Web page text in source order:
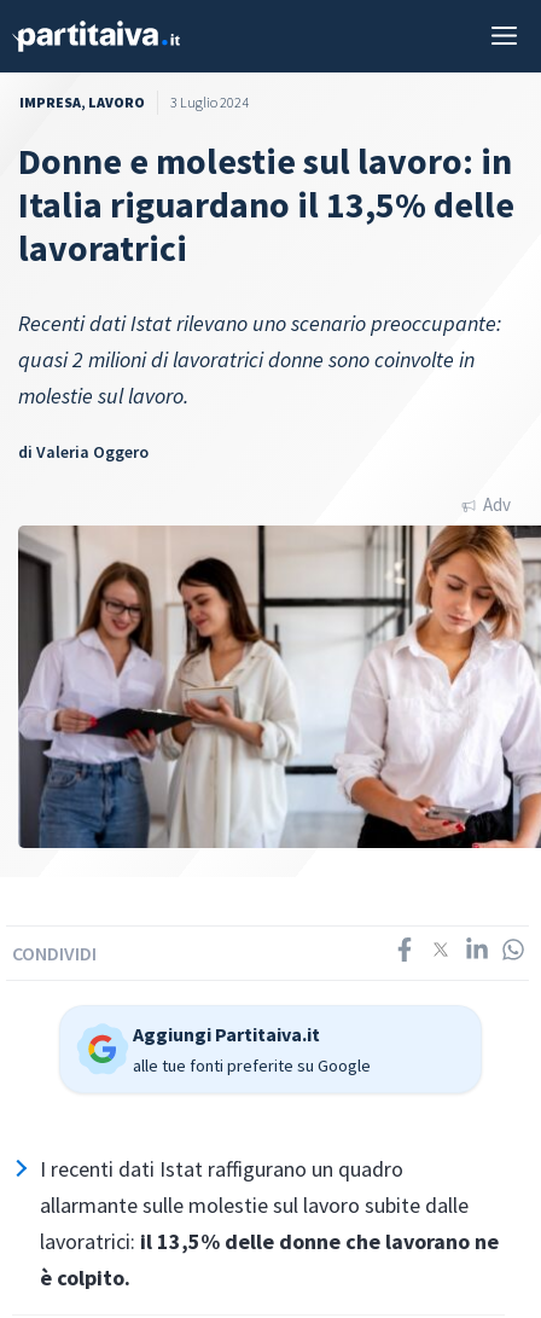
IMPRESA, LAVORO 3 Luglio 2024
Donne e molestie sul lavoro: in
Italia riguardano il 13,5% delle
lavoratrici
Recenti dati Istat rilevano uno scenario preoccupante:
quasi 2 milioni di lavoratrici donne sono coinvolte in
molestie sul lavoro.
di Valeria Oggero
Adv
CONDIVIDI
Aggiungi Partitaiva.it
alle tue fonti preferite su Google
I recenti dati Istat raffigurano un quadro
allarmante sulle molestie sul lavoro subite dalle
lavoratrici: il 13,5% delle donne che lavorano ne
è colpito.